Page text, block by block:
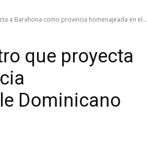
a Barahona como provincia homenajeada en el...
que proyecta
Dominicano